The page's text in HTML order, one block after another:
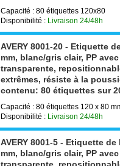
Capacité : 80 étiquettes 120x80
Disponibilité : Livraison 24/48h
AVERY 8001-20 - Etiquette
mm, blanc/gris clair, PP
transparente,
extrêmes, résiste à la
contenu: 80 étiquettes sur
Capacité : 80 étiquettes 120 x 80
Disponibilité : Livraison 24/48h
AVERY 8001-5 - Etiquette
mm, blanc/gris clair, PP
transparente,